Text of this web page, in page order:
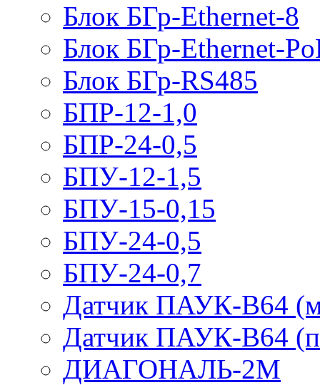
Блок БГр-Ethernet-8
Блок БГр-Ethernet-
Блок БГр-RS485
БПР-12-1,0
БПР-24-0,5
БПУ-12-1,5
БПУ-15-0,15
БПУ-24-0,5
БПУ-24-0,7
Датчик ПАУК-В64
Датчик ПАУК-В64
ДИАГОНАЛЬ-2М